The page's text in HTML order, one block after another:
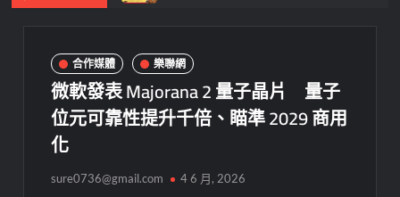
合作媒體 樂聯網
微軟發表 Majorana 2 量子晶片 量子
位元可靠性提升千倍、瞄準 2029 商用
化
sure0736@gmail.com 4 6 月, 2026